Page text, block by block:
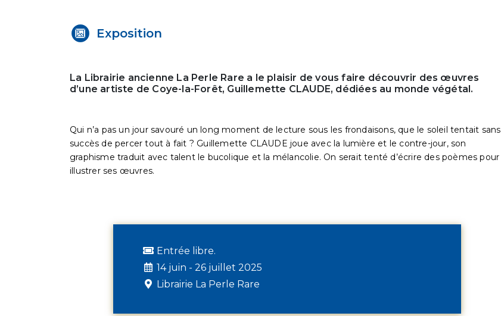
Exposition
La Librairie ancienne La Perle Rare a le plaisir de vous faire découvrir des œuvres
d’une artiste de Coye-la-Forêt, Guillemette CLAUDE, dédiées au monde végétal.
Qui n’a pas un jour savouré un long moment de lecture sous les frondaisons, que le soleil tentait sans
succès de percer tout à fait ? Guillemette CLAUDE joue avec la lumière et le contre-jour, son
graphisme traduit avec talent le bucolique et la mélancolie. On serait tenté d’écrire des poèmes pour
illustrer ses œuvres.
Entrée libre.
14 juin - 26 juillet 2025
Librairie La Perle Rare